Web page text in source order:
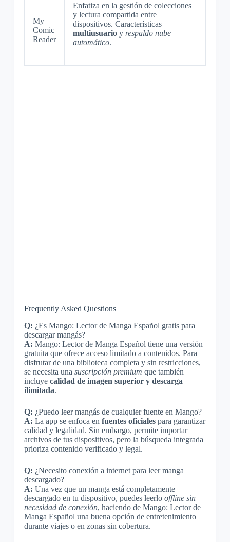
My
Comic
Reader
Enfatiza en la gestión de colecciones
y lectura compartida entre
dispositivos. Características
multiusuarioy respaldo nube
automático.
Frequently Asked Questions
Q: ¿Es Mango: Lector de Manga Español gratis para
descargar mangás?
A: Mango: Lector de Manga Español tiene una versión
gratuita que ofrece acceso limitado a contenidos. Para
disfrutar de una biblioteca completa y sin restricciones,
se necesita una suscripción premium que también
incluye calidad de imagen superior y descarga
ilimitada.
Q: ¿Puedo leer mangás de cualquier fuente en Mango?
A: La app se enfoca en fuentes oficialespara garantizar
calidad y legalidad. Sin embargo, permite importar
archivos de tus dispositivos, pero la búsqueda integrada
prioriza contenido verificado y legal.
Q: ¿Necesito conexión a internet para leer manga
descargado?
A: Una vez que un manga está completamente
descargado en tu dispositivo, puedes leerlo offline sin
necesidad de conexión, haciendo de Mango: Lector de
Manga Español una buena opción de entretenimiento
durante viajes o en zonas sin cobertura.